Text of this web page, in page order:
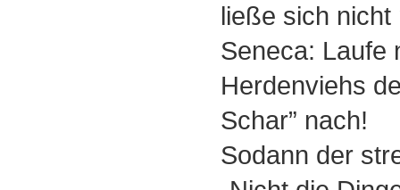
ließe sich
Seneca: Laufe
Herdenviehs
Schar” nach!
Sodann der